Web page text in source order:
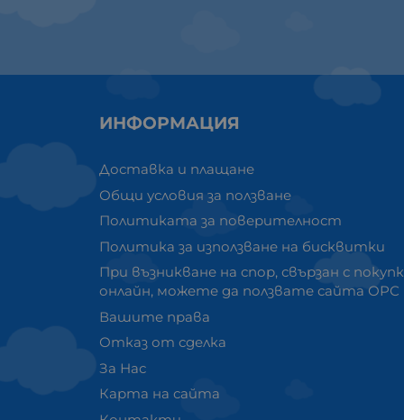
ИНФОРМАЦИЯ
Доставка и плащане
Общи условия за ползване
Политиката за поверителност
Политика за използване на бисквитки
При възникване на спор, свързан с
онлайн, можете да ползвате сайта ОРС
Вашите права
Отказ от сделка
За Нас
Карта на сайта